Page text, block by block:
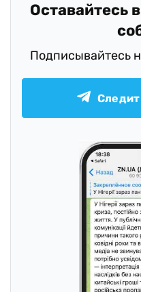
Оставайтесь
Подписывайтесь